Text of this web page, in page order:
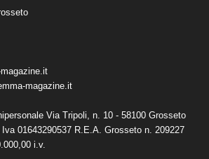
magazine.it
Via Tripoli, n. 10 - 58100 Grosseto
01643290537 R.E.A. Grosseto n. 209227
i.v.